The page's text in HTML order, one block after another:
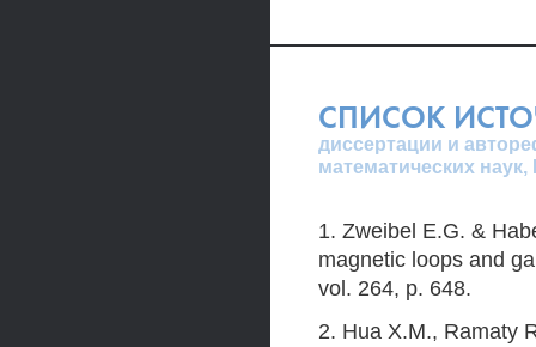
СПИСОК
диссертации и
математических
1. Zweibel E.G. &
magnetic loops and
vol. 264, p. 648.
2. Hua X.M., Ramaty